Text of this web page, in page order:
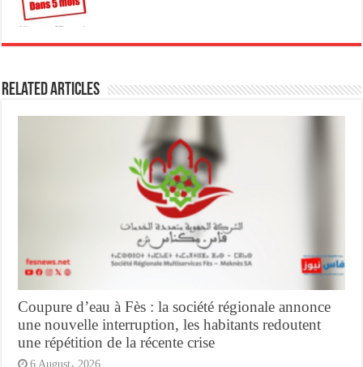
Related Articles
Coupure d’eau à Fès : la société régionale annonce
une nouvelle interruption, les habitants redoutent
une répétition de la récente crise
6 August، 2026